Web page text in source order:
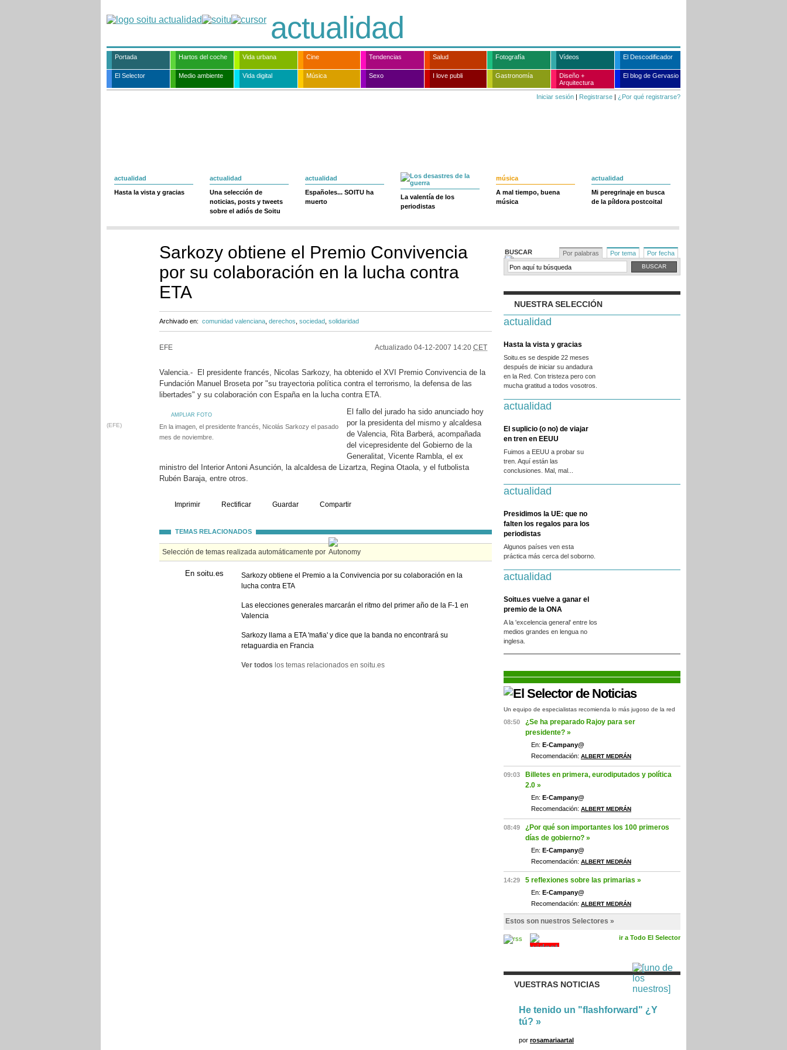
actualidad
Portada Hartos del coche Vida urbana Cine Tendencias Salud Fotografía Vídeos El Descodificador
El Selector Medio ambiente Vida digital Música Sexo I love publi Gastronomía
Diseño +
Arquitectura
El blog de Gervasio
Iniciar sesión | Registrarse | ¿Por qué registrarse?
actualidad
Hasta la vista y gracias
actualidad
Una selección de
noticias, posts y tweets
sobre el adiós de Soitu
actualidad
Españoles... SOITU ha
muerto
La valentía de los
periodistas
música
A mal tiempo, buena
música
actualidad
Mi peregrinaje en busca
de la píldora postcoital
Sarkozy obtiene el Premio Convivencia
por su colaboración en la lucha contra
ETA
Archivado en: comunidad valenciana derechos sociedad solidaridad
EFE Actualizado 04-12-2007 14:20 CET
Valencia.- El presidente francés, Nicolas Sarkozy, ha obtenido el XVI Premio Convivencia de la
Fundación Manuel Broseta por "su trayectoria política contra el terrorismo, la defensa de las
libertades" y su colaboración con España en la lucha contra ETA.
AMPLIAR FOTO
(EFE)
En la imagen, el presidente francés, Nicolás Sarkozy el pasado
mes de noviembre.
El fallo del jurado ha sido anunciado hoy
por la presidenta del mismo y alcaldesa
de Valencia, Rita Barberá, acompañada
del vicepresidente del Gobierno de la
Generalitat, Vicente Rambla, el ex
ministro del Interior Antoni Asunción, la alcaldesa de Lizartza, Regina Otaola, y el futbolista
Rubén Baraja, entre otros.
Imprimir Rectificar Guardar Compartir
TEMAS RELACIONADOS
Selección de temas realizada automáticamente por
En soitu.es
Sarkozy obtiene el Premio a la Convivencia por su colaboración en la
lucha contra ETA
Las elecciones generales marcarán el ritmo del primer año de la F-1 en
Valencia
Sarkozy llama a ETA 'mafia' y dice que la banda no encontrará su
retaguardia en Francia
Ver todos los temas relacionados en soitu.es
BUSCAR Por palabras Por tema Por fecha
NUESTRA SELECCIÓN
actualidad
Hasta la vista y gracias
Soitu.es se despide 22 meses
después de iniciar su andadura
en la Red. Con tristeza pero con
mucha gratitud a todos vosotros.
actualidad
El suplicio (o no) de viajar
en tren en EEUU
Fuimos a EEUU a probar su
tren. Aquí están las
conclusiones. Mal, mal...
actualidad
Presidimos la UE: que no
falten los regalos para los
periodistas
Algunos países ven esta
práctica más cerca del soborno.
actualidad
Soitu.es vuelve a ganar el
premio de la ONA
A la 'excelencia general' entre los
medios grandes en lengua no
inglesa.
Un equipo de especialistas recomienda lo más jugoso de la red
08:50
¿Se ha preparado Rajoy para ser
presidente? »
En: E-Campany@
Recomendación: ALBERT MEDRÁN
09:03
Billetes en primera, eurodiputados y política
2.0 »
En: E-Campany@
Recomendación: ALBERT MEDRÁN
08:49
¿Por qué son importantes los 100 primeros
días de gobierno? »
En: E-Campany@
Recomendación: ALBERT MEDRÁN
14:29 5 reflexiones sobre las primarias »
En: E-Campany@
Recomendación: ALBERT MEDRÁN
Estos son nuestros Selectores »
ir a Todo El Selector
VUESTRAS NOTICIAS
He tenido un "flashforward" ¿Y
tú? »
por rosamariaartal